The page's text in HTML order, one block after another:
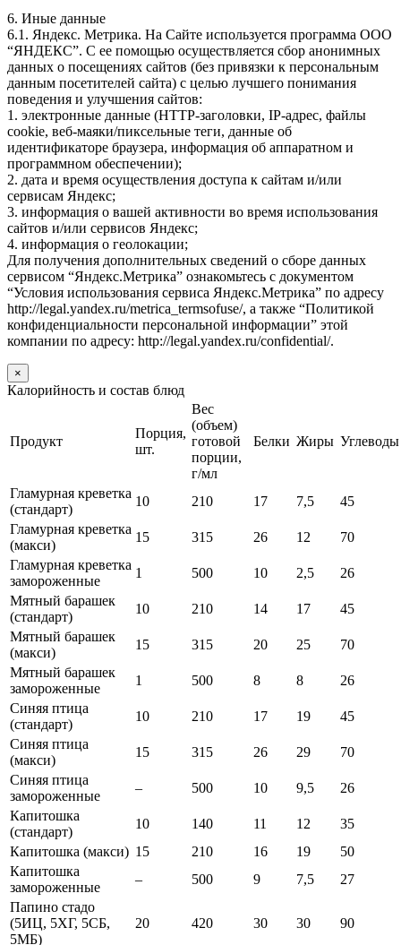
6. Иные данные
6.1. Яндекс. Метрика. На Сайте используется программа ООО
“ЯНДЕКС”. С ее помощью осуществляется сбор анонимных
данных о посещениях сайтов (без привязки к персональным
данным посетителей сайта) с целью лучшего понимания
поведения и улучшения сайтов:
1. электронные данные (HTTP-заголовки, IP-адрес, файлы
cookie, веб-маяки/пиксельные теги, данные об
идентификаторе браузера, информация об аппаратном и
программном обеспечении);
2. дата и время осуществления доступа к сайтам и/или
сервисам Яндекс;
3. информация о вашей активности во время использования
сайтов и/или сервисов Яндекс;
4. информация о геолокации;
Для получения дополнительных сведений о сборе данных
сервисом “Яндекс.Метрика” ознакомьтесь с документом
“Условия использования сервиса Яндекс.Метрика” по адресу
http://legal.yandex.ru/metrica_termsofuse/, а также “Политикой
конфиденциальности персональной информации” этой
компании по адресу: http://legal.yandex.ru/confidential/.
×
Калорийность и состав блюд
Продукт
Порция,
шт.
Вес
(объем)
готовой
порции,
г/мл
Белки Жиры Углеводы
Гламурная креветка
(стандарт)
10 210 17 7,5
45
Гламурная креветка
(макси)
15 315 26 12
70
Гламурная креветка
замороженные
1 500 10 2,5
26
Мятный барашек
(стандарт)
10 210 14 17
45
Мятный барашек
(макси)
15 315 20 25
70
Мятный барашек
замороженные
1 500 8 8
26
Синяя птица
(стандарт)
10 210 17 19
45
Синяя птица
(макси)
15 315 26 29
70
Синяя птица
замороженные
– 500 10 9,5
26
Капитошка
(стандарт)
10 140 11 12
35
Капитошка (макси) 15 210 16 19
50
Капитошка
замороженные
– 500 9 7,5
27
Папино стадо
(5ИЦ, 5ХГ, 5СБ,
5МБ)
20 420 30 30 90